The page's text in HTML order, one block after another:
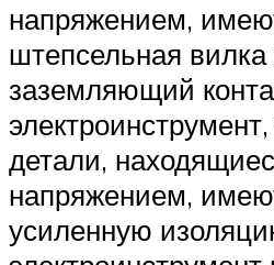
напряжением,
штепсельная
заземляющий
детали,
напряжением,
усиленную